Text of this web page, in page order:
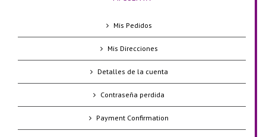
Mis Pedidos
Mis Direcciones
Detalles de la cuenta
Contraseña perdida
Payment Confirmation